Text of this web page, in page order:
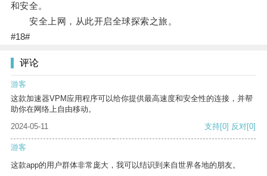
和安全。
安全上网，从此开启全球探索之旅。
#18#
评论
游客
这款加速器VPM应用程序可以给你提供最高速度和安全性的连接，并帮
助你在网络上自由移动。
2024-05-11
支持[0] 反对[0]
游客
这款app的用户群体非常庞大，我可以结识到来自世界各地的朋友。